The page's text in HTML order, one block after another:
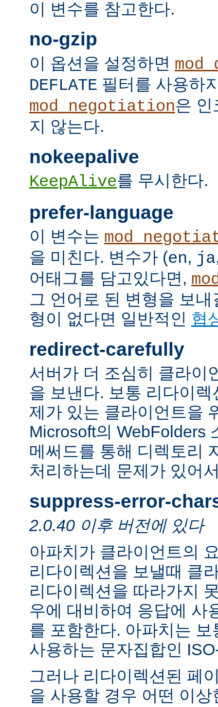
이 변수를 참고한다.
no-gzip
이 옵션을 설정하면
DEFLATE 필터를 사용하
mod_negotiation은 인
지 않는다.
nokeepalive
KeepAlive를 무시한다.
prefer-language
이 변수는
을 미친다. 변수가 (en, ja
어태그를 담고있다면,
그 언어로 된 변형을 보
형이 없다면 일반적인 협
redirect-carefully
서버가 더 조심히 클라이
을 보낸다. 보통 리다이
제가 있는 클라이언트을
Microsoft의 WebFolders
메써드를 통해 디렉토리
처리하는데 문제가 있어
suppress-error-
2.0.40 이후 버전에 있다
아파치가 클라이언트의
리다이렉션을 보낼때 클
리다이렉션을 따라가지
우에 대비하여 응답에 사
를 포함한다. 아파치는
사용하는 문자집합인
그러나 리다이렉션된 페
을 사용할 경우 어떤 이